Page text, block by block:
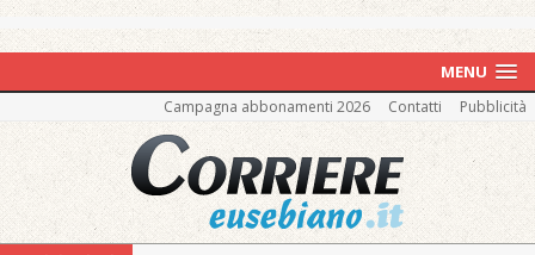
MENU
Campagna abbonamenti 2026 Contatti Pubblicità